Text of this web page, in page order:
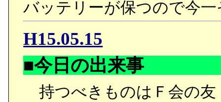
バッテリーが保つので今
H15.05.15
■今日の出来事
持つべきものはＦ会の友